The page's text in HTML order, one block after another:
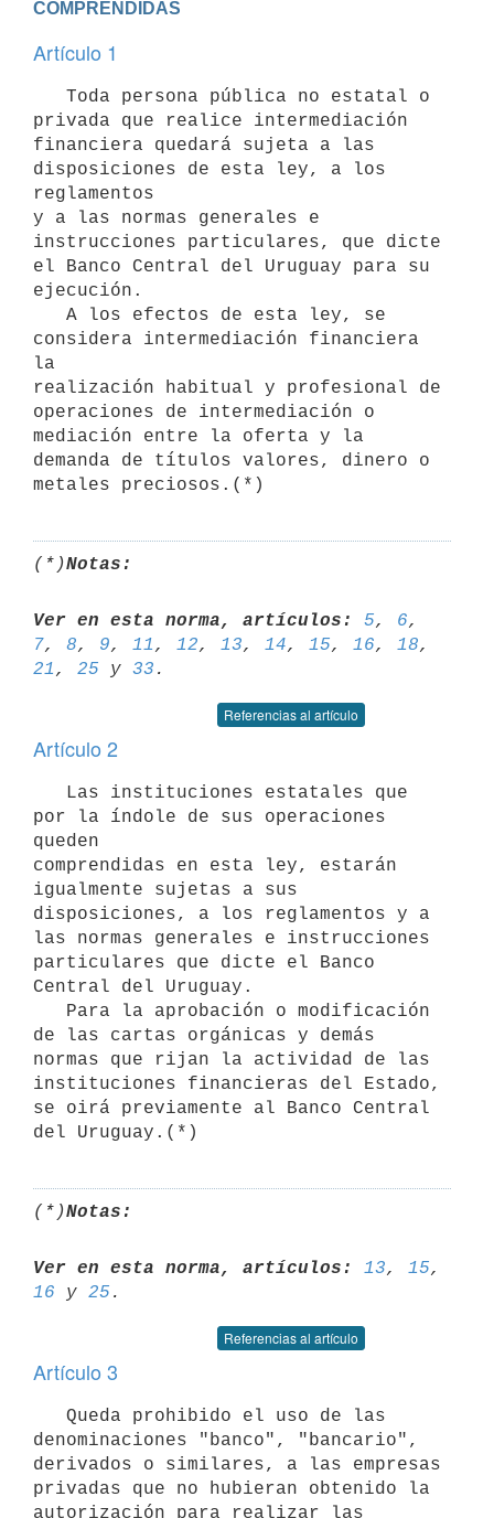
COMPRENDIDAS
Artículo 1
privada que realice intermediación
financiera quedará sujeta a las
disposiciones de esta ley, a los
reglamentos
y a las normas generales e
instrucciones particulares, que dicte
el Banco Central del Uruguay para su
ejecución.
considera intermediación financiera
la
realización habitual y profesional de
operaciones de intermediación o
mediación entre la oferta y la
demanda de títulos valores, dinero o
(*)Notas:
Ver en esta norma, artículos: 5, 6
7, 8, 9, 11 , 12, 13, 14, 15, 16, 18,
21 , 25 y 33
Referencias al artículo
Artículo 2
por la índole de sus operaciones
queden
comprendidas en esta ley, estarán
igualmente sujetas a sus
disposiciones, a los reglamentos y a
las normas generales e instrucciones
particulares que dicte el Banco
Central del Uruguay.
de las cartas orgánicas y demás
normas que rijan la actividad de las
instituciones financieras del Estado,
se oirá previamente al Banco Central
(*)Notas:
Ver en esta norma, artículos: 13, 15
16 y 25
Referencias al artículo
Artículo 3
denominaciones "banco", "bancario",
derivados o similares, a las empresas
privadas que no hubieran obtenido la
autorización para realizar las